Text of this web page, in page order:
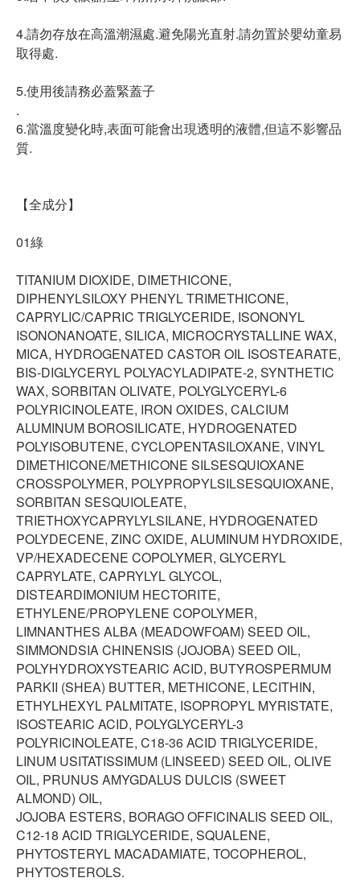
4.請勿存放在高溫潮濕處.避免陽光直射.請勿置於嬰幼童易
取得處.
5.使用後請務必蓋緊蓋子
.
6.當溫度變化時,表面可能會出現透明的液體,但這不影響品
質.
【全成分】
01綠
TITANIUM DIOXIDE, DIMETHICONE,
DIPHENYLSILOXY PHENYL TRIMETHICONE,
CAPRYLIC/CAPRIC TRIGLYCERIDE, ISONONYL
ISONONANOATE, SILICA, MICROCRYSTALLINE WAX,
MICA, HYDROGENATED CASTOR OIL ISOSTEARATE,
BIS-DIGLYCERYL POLYACYLADIPATE-2, SYNTHETIC
WAX, SORBITAN OLIVATE, POLYGLYCERYL-6
POLYRICINOLEATE, IRON OXIDES, CALCIUM
ALUMINUM BOROSILICATE, HYDROGENATED
POLYISOBUTENE, CYCLOPENTASILOXANE, VINYL
DIMETHICONE/METHICONE SILSESQUIOXANE
CROSSPOLYMER, POLYPROPYLSILSESQUIOXANE,
SORBITAN SESQUIOLEATE,
TRIETHOXYCAPRYLYLSILANE, HYDROGENATED
POLYDECENE, ZINC OXIDE, ALUMINUM HYDROXIDE,
VP/HEXADECENE COPOLYMER, GLYCERYL
CAPRYLATE, CAPRYLYL GLYCOL,
DISTEARDIMONIUM HECTORITE,
ETHYLENE/PROPYLENE COPOLYMER,
LIMNANTHES ALBA (MEADOWFOAM) SEED OIL,
SIMMONDSIA CHINENSIS (JOJOBA) SEED OIL,
POLYHYDROXYSTEARIC ACID, BUTYROSPERMUM
PARKII (SHEA) BUTTER, METHICONE, LECITHIN,
ETHYLHEXYL PALMITATE, ISOPROPYL MYRISTATE,
ISOSTEARIC ACID, POLYGLYCERYL-3
POLYRICINOLEATE, C18-36 ACID TRIGLYCERIDE,
LINUM USITATISSIMUM (LINSEED) SEED OIL, OLIVE
OIL, PRUNUS AMYGDALUS DULCIS (SWEET
ALMOND) OIL,
JOJOBA ESTERS, BORAGO OFFICINALIS SEED OIL,
C12-18 ACID TRIGLYCERIDE, SQUALENE,
PHYTOSTERYL MACADAMIATE, TOCOPHEROL,
PHYTOSTEROLS.